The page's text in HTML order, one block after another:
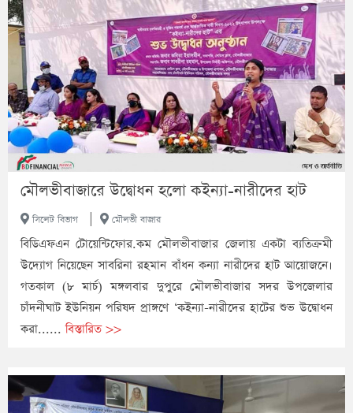
মৌলভীবাজারে উদ্বোধন হলো কইন্যা-নারীদের হাট
সিলেট বিভাগ মৌলভী বাজার
বিডিএফএন টোয়েন্টিফোর.কম মৌলভীবাজার জেলায় একটা ব্যতিক্রমী
উদ্যোগ নিয়েছেন সাবরিনা রহমান বাঁধন কন্যা নারীদের হাট আয়োজনে।
গতকাল (৮ মার্চ) মঙ্গলবার দুপুরে মৌলভীবাজার সদর উপজেলার
চাঁদনীঘাট ইউনিয়ন পরিষদ প্রাঙ্গণে ‘কইন্যা-নারীদের হাটের শুভ উদ্বোধন
করা......বিস্তারিত >>